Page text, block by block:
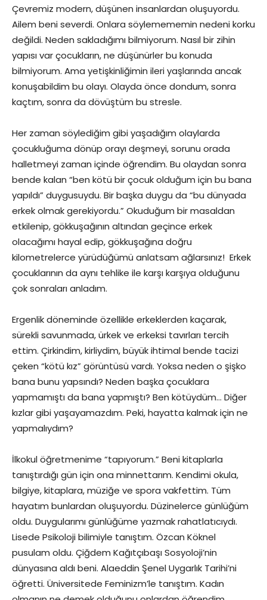
Çevremiz modern, düşünen insanlardan oluşuyordu.
Ailem beni severdi. Onlara söylemememin nedeni korku
değildi. Neden sakladığımı bilmiyorum. Nasıl bir zihin
yapısı var çocukların, ne düşünürler bu konuda
bilmiyorum. Ama yetişkinliğimin ileri yaşlarında ancak
konuşabildim bu olayı. Olayda önce dondum, sonra
kaçtım, sonra da dövüştüm bu stresle.
Her zaman söylediğim gibi yaşadığım olaylarda
çocukluğuma dönüp orayı deşmeyi, sorunu orada
halletmeyi zaman içinde öğrendim. Bu olaydan sonra
bende kalan “ben kötü bir çocuk olduğum için bu bana
yapıldı” duygusuydu. Bir başka duygu da “bu dünyada
erkek olmak gerekiyordu.” Okuduğum bir masaldan
etkilenip, gökkuşağının altından geçince erkek
olacağımı hayal edip, gökkuşağına doğru
kilometrelerce yürüdüğümü anlatsam ağlarsınız! Erkek
çocuklarının da aynı tehlike ile karşı karşıya olduğunu
çok sonraları anladım.
Ergenlik döneminde özellikle erkeklerden kaçarak,
sürekli savunmada, ürkek ve erkeksi tavırları tercih
ettim. Çirkindim, kirliydim, büyük ihtimal bende tacizi
çeken “kötü kız” görüntüsü vardı. Yoksa neden o şişko
bana bunu yapsındı? Neden başka çocuklara
yapmamıştı da bana yapmıştı? Ben kötüydüm… Diğer
kızlar gibi yaşayamazdım. Peki, hayatta kalmak için ne
yapmalıydım?
İlkokul öğretmenime “tapıyorum.” Beni kitaplarla
tanıştırdığı gün için ona minnettarım. Kendimi okula,
bilgiye, kitaplara, müziğe ve spora vakfettim. Tüm
hayatım bunlardan oluşuyordu. Düzinelerce günlüğüm
oldu. Duygularımı günlüğüme yazmak rahatlatıcıydı.
Lisede Psikoloji bilimiyle tanıştım. Özcan Köknel
pusulam oldu. Çiğdem Kağıtçıbaşı Sosyoloji’nin
dünyasına aldı beni. Alaeddin Şenel Uygarlık Tarihi’ni
öğretti. Üniversitede Feminizm’le tanıştım. Kadın